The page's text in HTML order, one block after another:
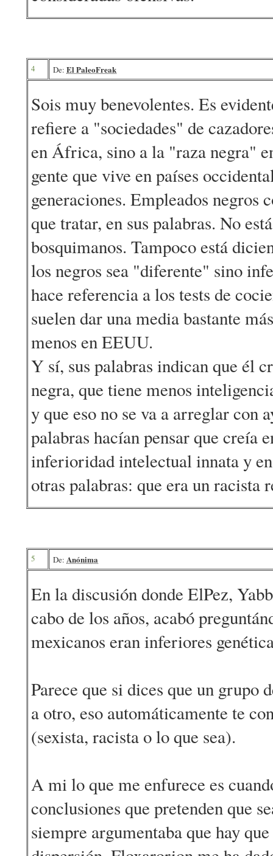
4 De: El PaleoFreak
Sois muy benevolentes. Es
refiere a "sociedades" de
en África, sino a la "raza negra"
gente que vive en países
generaciones. Empleados negros
que tratar, en sus palabras. No
bosquimanos. Tampoco está
los negros sea "diferente" sino
hace referencia a los tests de
suelen dar una media bastante
menos en EEUU.
Y sí, sus palabras indican que él
negra, que tiene menos
y que eso no se va a arreglar con
palabras hacían pensar que creía
inferioridad intelectual innata y
otras palabras: que era un racista
5 De: Anónima
En la discusión donde ElPez,
cabo de los años, acabó
mexicanos eran inferiores
Parece que si dices que un grupo
a otro, eso automáticamente te
(sexista, racista o lo que sea).
A mi lo que me enfurece es
conclusiones que pretenden que
siempre argumentaba que hay